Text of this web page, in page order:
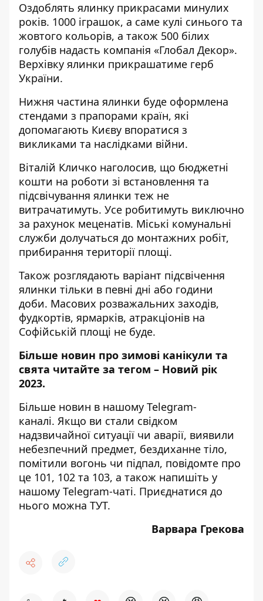
Оздоблять ялинку прикрасами минулих
років. 1000 іграшок, а саме кулі синього та
жовтого кольорів, а також 500 білих
голубів надасть компанія «Глобал Декор».
Верхівку ялинки прикрашатиме герб
України.
Нижня частина ялинки буде оформлена
стендами з прапорами країн, які
допомагають Києву впоратися з
викликами та наслідками війни.
Віталій Кличко наголосив, що бюджетні
кошти на роботи зі встановлення та
підсвічування ялинки теж не
витрачатимуть. Усе робитимуть виключно
за рахунок меценатів. Міські комунальні
служби долучаться до монтажних робіт,
прибирання території площі.
Також розглядають варіант підсвічення
ялинки тільки в певні дні або години
доби. Масових розважальних заходів,
фудкортів, ярмарків, атракціонів на
Софійській площі не буде.
Більше новин про зимові канікули та
свята читайте за тегом – Новий рік
2023.
Більше новин в нашому Telegram-
каналі. Якщо ви стали свідком
надзвичайної ситуації чи аварії, виявили
небезпечний предмет, бездиханне тіло,
помітили вогонь чи підпал, повідомте про
це 101, 102 та 103, а також напишіть у
нашому Telegram-чаті. Приєднатися до
нього можна ТУТ.
Варвара Грекова